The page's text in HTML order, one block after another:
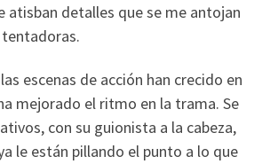
atisban detalles que se me antojan
escenas de acción han crecido en
mejorado el ritmo en la trama. Se
con su guionista a la cabeza,
le están pillando el punto a lo que